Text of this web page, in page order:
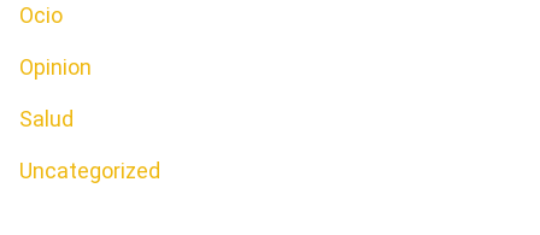
Ocio
Opinion
Salud
Uncategorized